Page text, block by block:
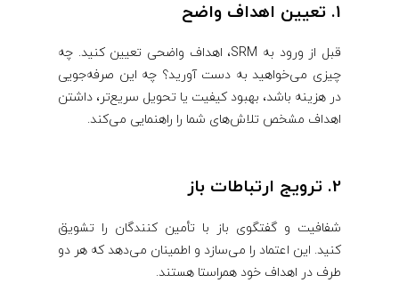
1. تعیین اهداف واضح
قبل از ورود به SRM، اهداف واضحی تعیین کنید. چه
چیزی می‌خواهید به دست آورید؟ چه این صرفه‌جویی
در هزینه باشد، بهبود کیفیت یا تحویل سریع‌تر، داشتن
اهداف مشخص تلاش‌های شما را راهنمایی می‌کند.
2. ترویج ارتباطات باز
شفافیت و گفتگوی باز با تأمین ‌کنندگان را تشویق
کنید. این اعتماد را می‌سازد و اطمینان می‌دهد که هر دو
طرف در اهداف خود همراستا هستند.